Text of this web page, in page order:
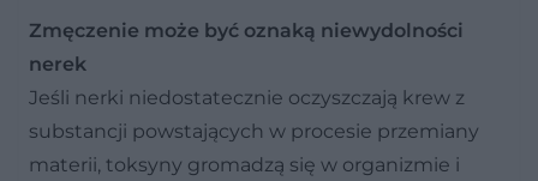
Zmęczenie może być oznaką niewydolności
nerek
Jeśli nerki niedostatecznie oczyszczają krew z
substancji powstających w procesie przemiany
materii, toksyny gromadzą się w organizmie i